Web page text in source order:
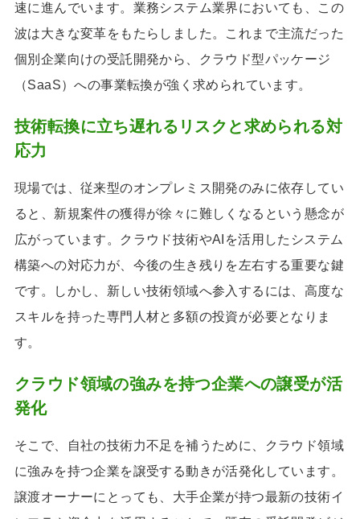
速に進んでいます。業務システム業界においても、この
波は大きな変革をもたらしました。これまで主流だった
個別企業向けの受託開発から、クラウド型パッケージ
（SaaS）への事業転換が強く求められています。
技術転換に立ち遅れるリスクと求められる対
応力
現場では、従来型のオンプレミス開発のみに依存してい
ると、新規案件の獲得が徐々に難しくなるという懸念が
広がっています。クラウド技術やAIを活用したシステム
構築への対応力が、今後の生き残りを左右する重要な鍵
です。しかし、新しい技術領域へ参入するには、高度な
スキルを持った専門人材と多額の投資が必要となりま
す。
クラウド領域の強みを持つ企業への譲受が活
発化
そこで、自社の技術力不足を補うために、クラウド領域
に強みを持つ企業を譲受する動きが活発化しています。
譲渡オーナーにとっても、大手企業が持つ最新の技術イ